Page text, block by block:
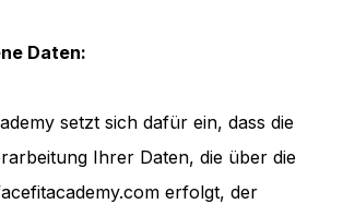
Daten:
setzt sich dafür ein, dass die
Ihrer Daten, die über die
erfolgt, der